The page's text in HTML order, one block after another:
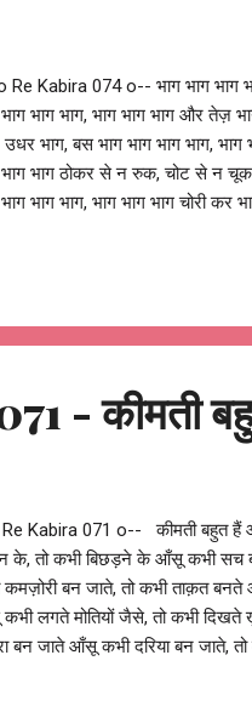
Re Kabira 074 o-- भाग भाग भाग
भाग भाग, भाग भाग भाग और तेज़
उधर भाग, बस भाग भाग भाग भाग, भाग
भाग ठोकर से न रुक, चोट से न चूक
भाग भाग, भाग भाग भाग चोरी कर
भाग भाग बीमारी में भाग, लाचारी में
भाग साँसे उखड़े भाग, टांगे टूटे भाग
भाग भाग क्या पाया...
- कीमती
Kabira 071 o-- कीमती बहुत
के, तो कभी बिछड़ने के आँसू कभी
बन जाते, तो कभी ताक़त
लगते मोतियों जैसे, तो कभी
बन जाते आँसू कभी दरिया बन जाते,
देते ऑंसू कहते हैं बह जाने दो, दिल